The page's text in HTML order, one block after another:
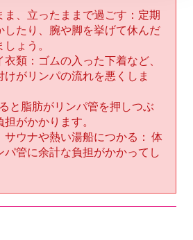
ま、立ったままで過ごす：定期
したり、腕や脚を挙げて休んだ
ょう。
類：ゴムの入った下着など、
がリンパの流れを悪くしま
と脂肪がリンパ管を押しつぶ
がかかります。
サウナや熱い湯船につかる： 体
パ管に余計な負担がかかってし